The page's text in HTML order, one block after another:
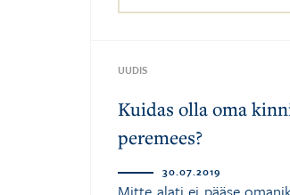
UUDIS
Kuidas olla oma
peremees?
30.07.2019